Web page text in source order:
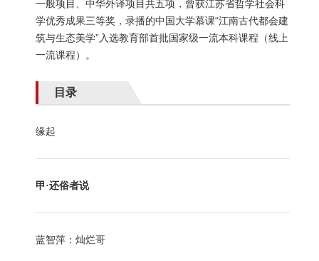
一般项目、中华外译项目共五项，曾获江苏省哲学社会科
学优秀成果三等奖， 录播的中国大学慕课“江南古代都会建
筑与生态美学”入选教育部首批国家级一流本科课程（线上
一流课程）。
目录
缘起
甲·还俗者说
蓝智萍：灿烂哥